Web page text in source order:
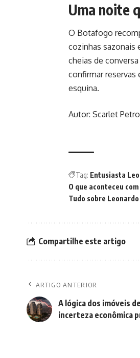
Uma noite
O Botafogo
cozinhas sazonais
cheias de
confirmar reservas
esquina.
Autor: Scarlet
Tag: Entusiasta
O que aconteceu
Tudo sobre
Compartilhe este artigo
ARTIGO ANTERIOR
A lógica dos imóveis
incerteza econômica